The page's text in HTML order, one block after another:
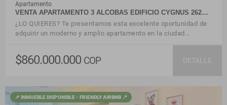
Apartamento
VENTA APARTAMENTO 3 ALCOBAS EDIFICIO CYGNUS 262…
¿LO QUIERES? Te presentamos esta excelente oportunidad de
adquirir un moderno y amplio apartamento en la ciudad…
$860.000.000 COP DETALLE
📌 INMUEBLE DISPONIBLE - FRIENDLY AIRBNB 📍